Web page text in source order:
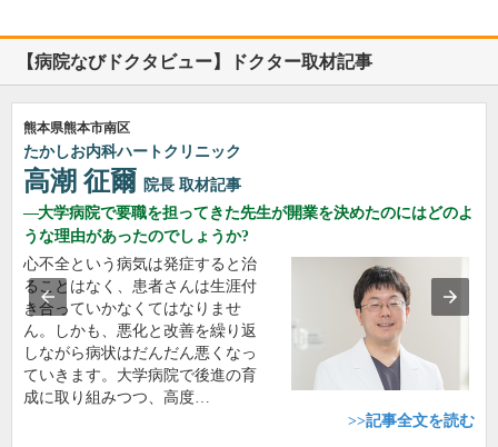
【病院なびドクタビュー】ドクター取材記事
熊本県熊本市南区
たかしお内科ハートクリニック
高潮 征爾 院長 取材記事
大学病院で要職を担ってきた先生が開業を決めたのにはどのよ
うな理由があったのでしょうか?
心不全という病気は発症すると治
ることはなく、患者さんは生涯付
き合っていかなくてはなりませ
ん。しかも、悪化と改善を繰り返
しながら病状はだんだん悪くなっ
ていきます。大学病院で後進の育
成に取り組みつつ、高度…
>>記事全文を読む